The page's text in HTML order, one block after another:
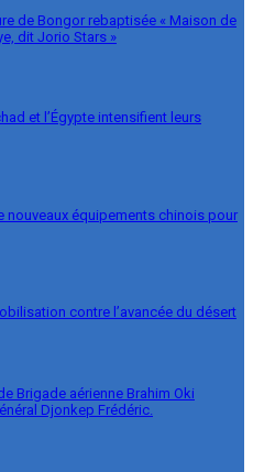
de Bongor rebaptisée « Maison de
dit Jorio Stars »
et l’Égypte intensifient leurs
nouveaux équipements chinois pour
contre l’avancée du désert
Brigade aérienne Brahim Oki
Djonkep Frédéric.